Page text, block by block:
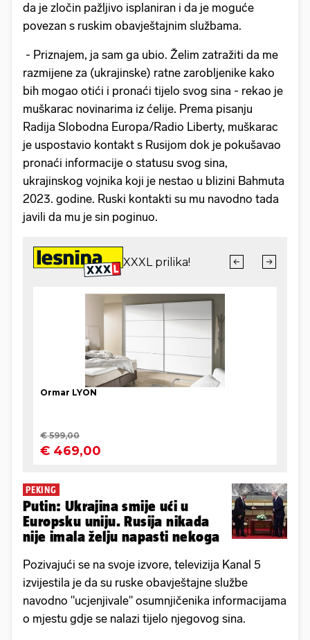
da je zločin pažljivo isplaniran i da je moguće
povezan s ruskim obavještajnim službama.
- Priznajem, ja sam ga ubio. Želim zatražiti da me
razmijene za (ukrajinske) ratne zarobljenike kako
bih mogao otići i pronaći tijelo svog sina - rekao je
muškarac novinarima iz ćelije. Prema pisanju
Radija Slobodna Europa/Radio Liberty, muškarac
je uspostavio kontakt s Rusijom dok je pokušavao
pronaći informacije o statusu svog sina,
ukrajinskog vojnika koji je nestao u blizini Bahmuta
2023. godine. Ruski kontakti su mu navodno tada
javili da mu je sin poginuo.
PEKING
Putin: Ukrajina smije ući u
Europsku uniju. Rusija nikada
nije imala želju napasti nekoga
Pozivajući se na svoje izvore, televizija Kanal 5
izvijestila je da su ruske obavještajne službe
navodno "ucjenjivale" osumnjičenika informacijama
o mjestu gdje se nalazi tijelo njegovog sina.